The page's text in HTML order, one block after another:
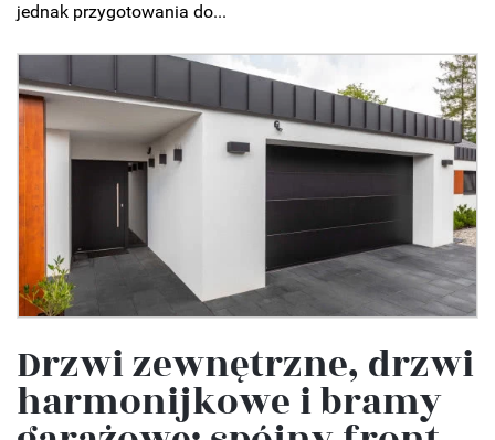
jednak przygotowania do...
Drzwi zewnętrzne, drzwi
harmonijkowe i bramy